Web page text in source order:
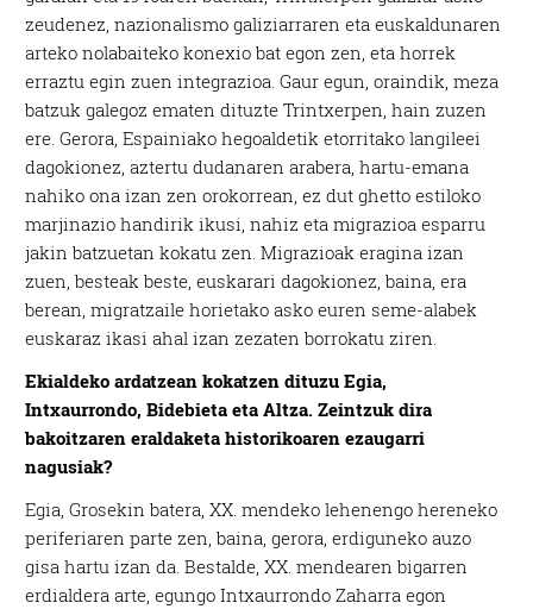
zeudenez, nazionalismo galiziarraren eta euskaldunaren
arteko nolabaiteko konexio bat egon zen, eta horrek
erraztu egin zuen integrazioa. Gaur egun, oraindik, meza
batzuk galegoz ematen dituzte Trintxerpen, hain zuzen
ere. Gerora, Espainiako hegoaldetik etorritako langileei
dagokionez, aztertu dudanaren arabera, hartu-emana
nahiko ona izan zen orokorrean, ez dut ghetto estiloko
marjinazio handirik ikusi, nahiz eta migrazioa esparru
jakin batzuetan kokatu zen. Migrazioak eragina izan
zuen, besteak beste, euskarari dagokionez, baina, era
berean, migratzaile horietako asko euren seme-alabek
euskaraz ikasi ahal izan zezaten borrokatu ziren.
Ekialdeko ardatzean kokatzen dituzu Egia,
Intxaurrondo, Bidebieta eta Altza. Zeintzuk dira
bakoitzaren eraldaketa historikoaren ezaugarri
nagusiak?
Egia, Grosekin batera, XX. mendeko lehenengo hereneko
periferiaren parte zen, baina, gerora, erdiguneko auzo
gisa hartu izan da. Bestalde, XX. mendearen bigarren
erdialdera arte, egungo Intxaurrondo Zaharra egon